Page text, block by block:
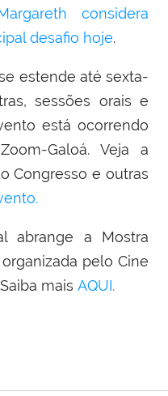
considera
desafio hoje.
estende até sexta-
sessões orais e
está ocorrendo
Galoá. Veja a
Congresso e outras
abrange a Mostra
pelo Cine
mais AQUI.